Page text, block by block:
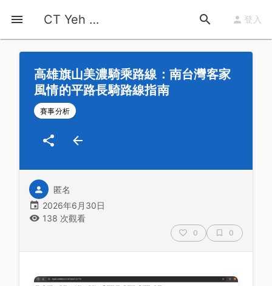
CT Yeh 公路車基地 登入
首頁 運動知識
高雄旗山美濃騎乘路線：南台灣客家
風情的平路長騎路線指南
賽事分析
匿名
2026年6月30日
138 次觀看
0 0